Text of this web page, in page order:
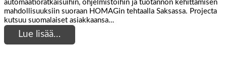
automaatioratkaisuihin, ohjelmistoihin ja tuotannon kehittämisen
mahdollisuuksiin suoraan HOMAGin tehtaalla Saksassa. Projecta
kutsuu suomalaiset asiakkaansa…
Lue lisää…